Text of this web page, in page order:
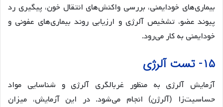
بیماری‌های خودایمنی، بررسی واکنش‌های انتقال خون، پیگیری رد
پیوند عضو، تشخیص آلرژی و ارزیابی روند بیماری‌های عفونی و
خودایمنی به کار می‌رود.
۱۵- تست آلرژی
آزمایش‌ آلرژی به منظور غربالگری آلرژی و شناسایی مواد
حساسیت‌زا (آلرژن) انجام می‌شود. در این آزمایش، میزان